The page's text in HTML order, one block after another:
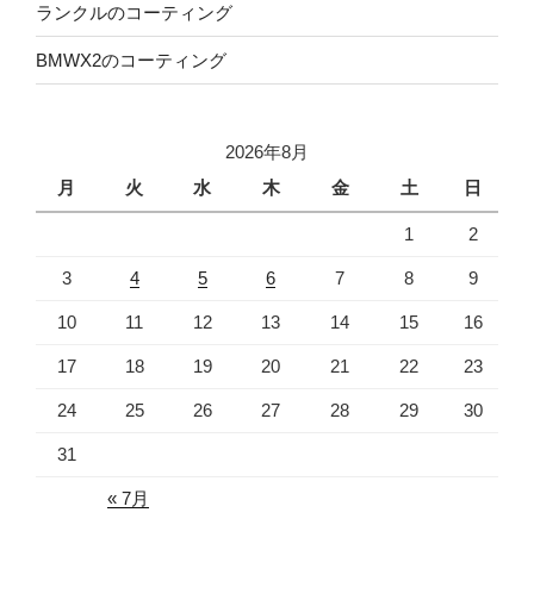
ランクルのコーティング
BMWX2のコーティング
2026年8月
月
火 水 木 金 土 日
1 2
3 4 5 6 7 8 9
10 11 12 13 14 15 16
17 18 19 20 21 22 23
24 25 26 27 28 29 30
31
« 7月